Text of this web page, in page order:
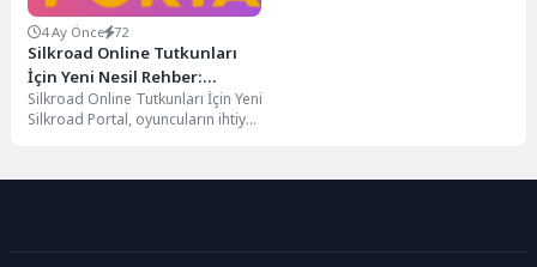
4 Ay Önce 72
Silkroad Online Tutkunları
İçin Yeni Nesil Rehber:
Silkroad Portal
Silkroad Online Tutkunları İçin Yeni Nesil Rehber: Silkroad Portal1Dijital
Silkroad Portal, oyuncuların ihtiyaç duyduğu tüm bilgileri tek çatı altında